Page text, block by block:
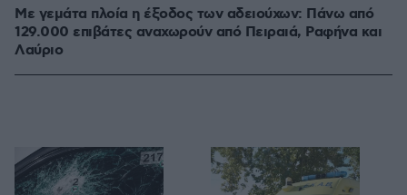
Με γεμάτα πλοία η έξοδος των αδειούχων: Πάνω από
129.000 επιβάτες αναχωρούν από Πειραιά, Ραφήνα και
Λαύριο